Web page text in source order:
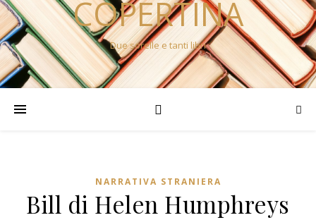
COPERTINA
Due sorelle e tanti libri
NARRATIVA STRANIERA
Bill di Helen Humphreys